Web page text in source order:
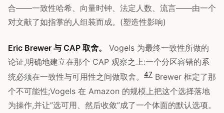
合——一致性哈希、向量时钟、法定人数、流言——由一个
对文献了如指掌的人组装而成。(塑造性影响)
Eric Brewer 与 CAP 取舍。
Vogels 为最终一致性所做的
论证,明确地建立在那个 CAP 观察之上:一个分区容错的系
统必须在一致性与可用性之间做取舍。
47 Brewer 框定了那
个不可能性;Vogels 在 Amazon 的规模上把这个选择落地
为操作,并让”选可用、然后收敛”成了一个体面的默认选项。